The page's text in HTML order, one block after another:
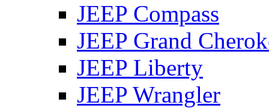
JEEP Compass
JEEP Grand
JEEP Liberty
JEEP Wrangler